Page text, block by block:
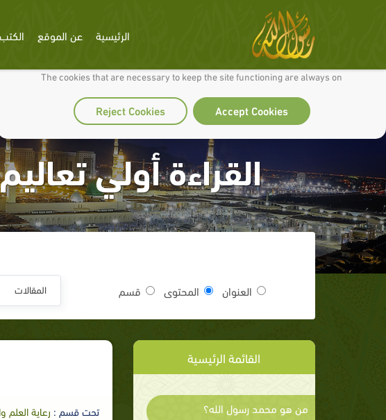
We use cookies to make our site work well for you and so we can continually improve it.
The cookies that are necessary to keep the site functioning are always on
Accept Cookies
Reject Cookies
الرئيسية عن الموقع الكتب
القراءة أولي
العنوان المحتوى قسم المقالات
القائمة الرئيسية
من هو محمد رسول الله؟ تحت قسم : رعاية العلم